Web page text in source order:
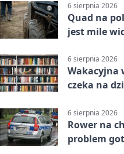
6 sierpnia 2026
Quad na
jest mile
6 sierpnia 2026
Wakacyjna
czeka na
6 sierpnia 2026
Rower na
problem